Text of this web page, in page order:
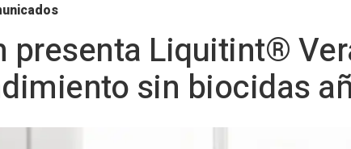
presenta Liquitint®
sin biocidas